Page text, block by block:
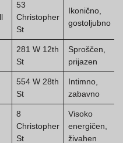
53
Christopher
St
Ikonično,
gostoljubno
281 W 12th
St
Sproščen,
prijazen
554 W 28th
St
Intimno,
zabavno
8
Christopher
St
Visoko
energičen,
živahen